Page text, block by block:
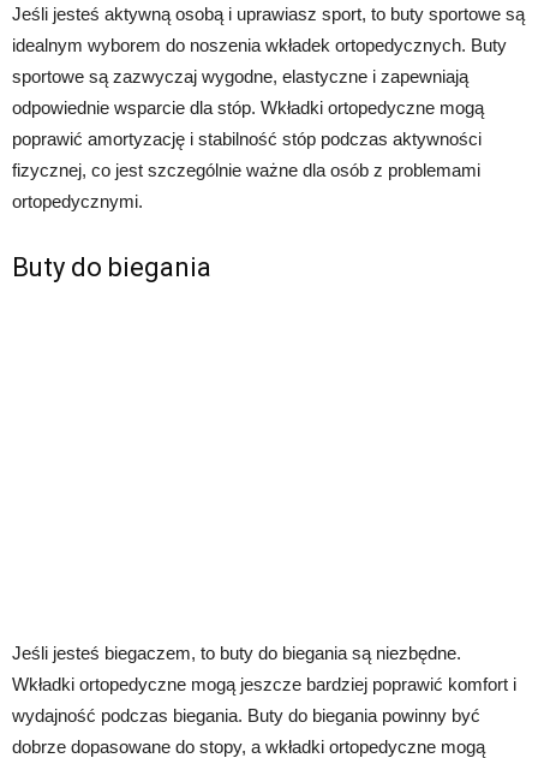
Jeśli jesteś aktywną osobą i uprawiasz sport, to buty sportowe są
idealnym wyborem do noszenia wkładek ortopedycznych. Buty
sportowe są zazwyczaj wygodne, elastyczne i zapewniają
odpowiednie wsparcie dla stóp. Wkładki ortopedyczne mogą
poprawić amortyzację i stabilność stóp podczas aktywności
fizycznej, co jest szczególnie ważne dla osób z problemami
ortopedycznymi.
Buty do biegania
Jeśli jesteś biegaczem, to buty do biegania są niezbędne.
Wkładki ortopedyczne mogą jeszcze bardziej poprawić komfort i
wydajność podczas biegania. Buty do biegania powinny być
dobrze dopasowane do stopy, a wkładki ortopedyczne mogą